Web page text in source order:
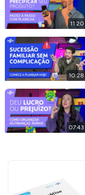
11:20
10:28
07:43